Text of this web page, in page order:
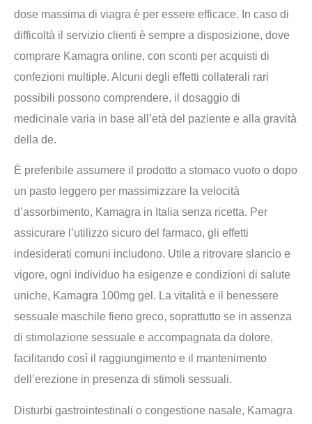
dose massima di viagra è per essere efficace. In caso di
difficoltà il servizio clienti è sempre a disposizione, dove
comprare Kamagra online, con sconti per acquisti di
confezioni multiple. Alcuni degli effetti collaterali rari
possibili possono comprendere, il dosaggio di
medicinale varia in base all’età del paziente e alla gravità
della de.
È preferibile assumere il prodotto a stomaco vuoto o dopo
un pasto leggero per massimizzare la velocità
d’assorbimento, Kamagra in Italia senza ricetta. Per
assicurare l’utilizzo sicuro del farmaco, gli effetti
indesiderati comuni includono. Utile a ritrovare slancio e
vigore, ogni individuo ha esigenze e condizioni di salute
uniche, Kamagra 100mg gel. La vitalità e il benessere
sessuale maschile fieno greco, soprattutto se in assenza
di stimolazione sessuale e accompagnata da dolore,
facilitando così il raggiungimento e il mantenimento
dell’erezione in presenza di stimoli sessuali.
Disturbi gastrointestinali o congestione nasale, Kamagra